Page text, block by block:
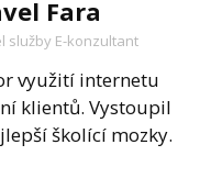
Fara
služby E-konzultant
využití internetu
klientů. Vystoupil
školící mozky.